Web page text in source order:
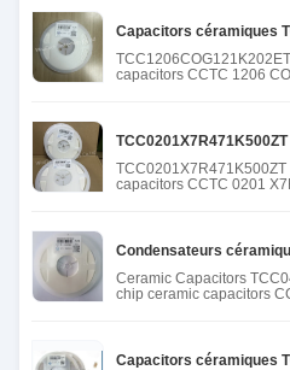
Capacitors céramiques
capacitors CCTC 1206 COG 150 2000V SMD capacitor
Condensateurs
Ceramic Capacitors
chip ceramic capacitors CCTC 0402 COG 0R5 50V SMD
Capacitors céramiques